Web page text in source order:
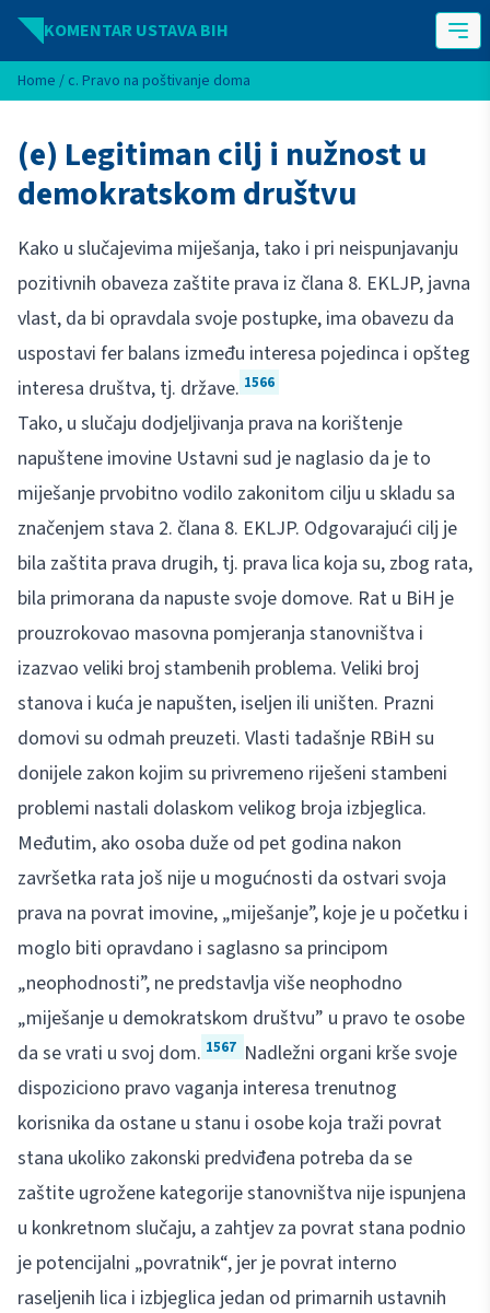
Idi na sadržaj
KOMENTAR USTAVA BIH
Home / c. Pravo na poštivanje doma
(e) Legitiman cilj i nužnost u
demokratskom društvu
Kako u slučajevima miješanja, tako i pri neispunjavanju
pozitivnih obaveza zaštite prava iz člana 8. EKLJP, javna
vlast, da bi opravdala svoje postupke, ima obavezu da
uspostavi fer balans između interesa pojedinca i opšteg
interesa društva, tj. države. 1566
Tako, u slučaju dodjeljivanja prava na korištenje
napuštene imovine Ustavni sud je naglasio da je to
miješanje prvobitno vodilo zakonitom cilju u skladu sa
značenjem stava 2. člana 8. EKLJP. Odgovarajući cilj je
bila zaštita prava drugih, tj. prava lica koja su, zbog rata,
bila primorana da napuste svoje domove. Rat u BiH je
prouzrokovao masovna pomjeranja stanovništva i
izazvao veliki broj stambenih problema. Veliki broj
stanova i kuća je napušten, iseljen ili uništen. Prazni
domovi su odmah preuzeti. Vlasti tadašnje RBiH su
donijele zakon kojim su privremeno riješeni stambeni
problemi nastali dolaskom velikog broja izbjeglica.
Međutim, ako osoba duže od pet godina nakon
završetka rata još nije u mogućnosti da ostvari svoja
prava na povrat imovine, „miješanje”, koje je u početku i
moglo biti opravdano i saglasno sa principom
„neophodnosti”, ne predstavlja više neophodno
„miješanje u demokratskom društvu” u pravo te osobe
da se vrati u svoj dom. 1567 Nadležni organi krše svoje
dispoziciono pravo vaganja interesa trenutnog
korisnika da ostane u stanu i osobe koja traži povrat
stana ukoliko zakonski predviđena potreba da se
zaštite ugrožene kategorije stanovništva nije ispunjena
u konkretnom slučaju, a zahtjev za povrat stana podnio
je potencijalni „povratnik“, jer je povrat interno
raseljenih lica i izbjeglica jedan od primarnih ustavnih